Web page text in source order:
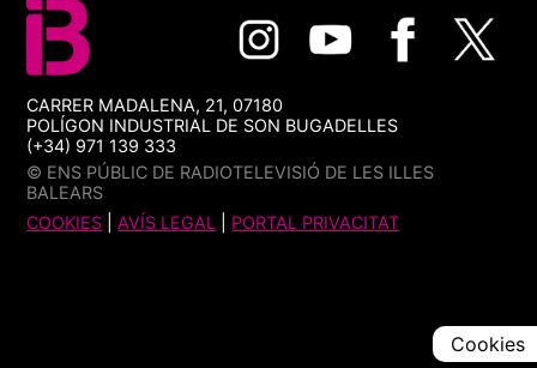
CARRER MADALENA, 21, 07180
POLÍGON INDUSTRIAL DE SON BUGADELLES
(+34) 971 139 333
© ENS PÚBLIC DE RADIOTELEVISIÓ DE LES ILLES
BALEARS
COOKIES |AVÍS LEGAL PORTAL PRIVACITAT
Cookies